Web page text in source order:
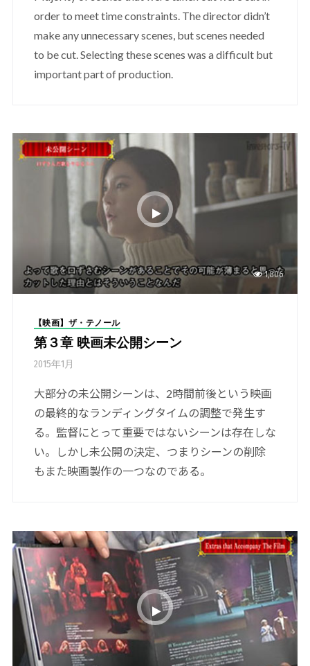
order to meet time constraints. The director didn’t
make any unnecessary scenes, but scenes needed
to be cut. Selecting these scenes was a difficult but
important part of production.
1,806
【映画】ザ・テノール
第３章 映画未公開シーン
2015年1月
大部分の未公開シーンは、2時間前後という映画
の最終的なランディングタイムの調整で発生す
る。監督にとって重要ではないシーンは存在しな
い。しかし未公開の決定、つまりシーンの削除
もまた映画製作の一つなのである。